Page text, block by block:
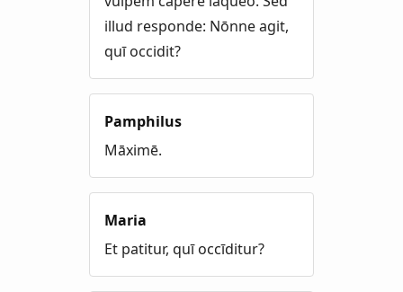
illud responde: Nōnne agit,
quī occidit?
Pamphilus
Māximē.
Maria
Et patitur, quī occīditur?